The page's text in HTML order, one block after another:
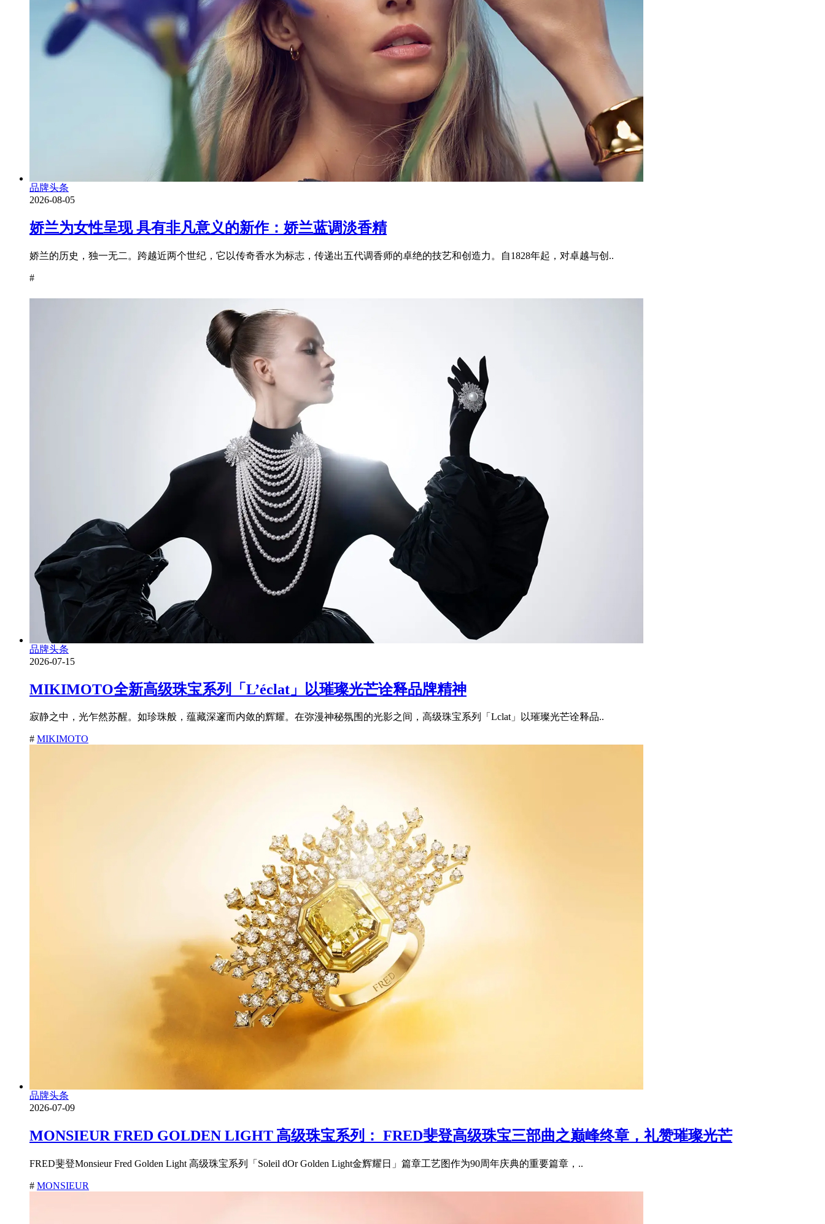
品牌头条
2026-08-05
娇兰为女性呈现 具有非凡意义的新作：娇兰蓝调淡香精
娇兰的历史，独一无二。跨越近两个世纪，它以传奇香水为标志，传递出五代调香师的卓绝的技艺和创造力。自1828年起，对卓越与创..
#
品牌头条
2026-07-15
MIKIMOTO全新高级珠宝系列「L’éclat」以璀璨光芒诠释品牌精神
寂静之中，光乍然苏醒。如珍珠般，蕴藏深邃而内敛的辉耀。在弥漫神秘氛围的光影之间，高级珠宝系列「Lclat」以璀璨光芒诠释品..
# MIKIMOTO
品牌头条
2026-07-09
MONSIEUR FRED GOLDEN LIGHT 高级珠宝系列： FRED斐登高级珠宝三部曲之巅峰终章，礼赞璀璨光芒
FRED斐登Monsieur Fred Golden Light 高级珠宝系列「Soleil dOr Golden Light金辉耀日」篇章工艺图作为90周年庆典的重要篇章，..
# MONSIEUR